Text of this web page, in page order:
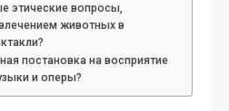
этические вопросы,
животных в
постановка на восприятие
и оперы?